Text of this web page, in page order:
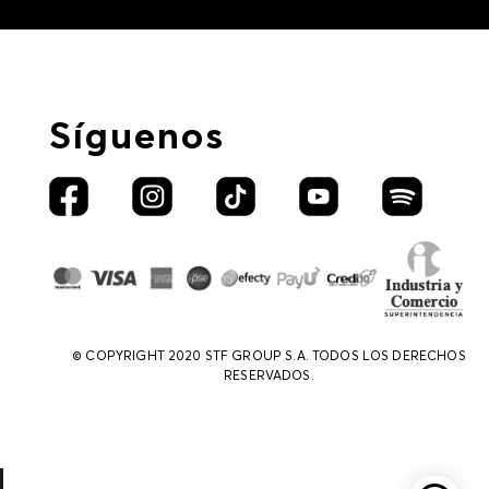
Síguenos
© COPYRIGHT 2020 STF GROUP S.A. TODOS LOS DERECHOS
RESERVADOS.